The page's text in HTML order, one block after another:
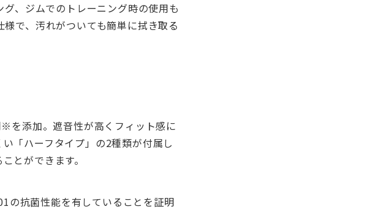
、ジムでのトレーニング時の使用も
で、汚れがついても簡単に拭き取る
を添加。遮音性が高くフィット感に
「ハーフタイプ」の2種類が付属し
とができます。
の抗菌性能を有していることを証明